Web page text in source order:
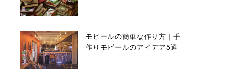
モビールの簡単な作り方｜手
作りモビールのアイデア5選